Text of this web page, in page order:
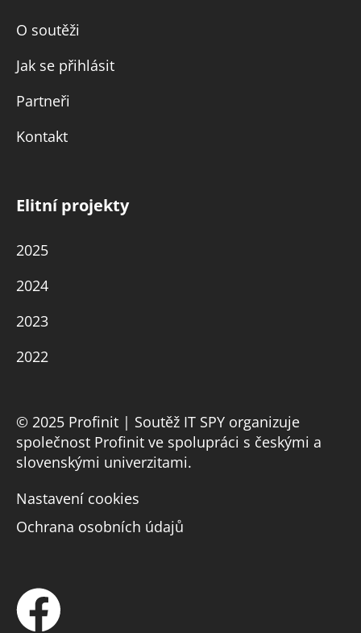
O soutěži
Jak se přihlásit
Partneři
Kontakt
Elitní projekty
2025
2024
2023
2022
© 2025 Profinit | Soutěž IT SPY organizuje
společnost Profinit ve spolupráci s českými a
slovenskými univerzitami.
Nastavení cookies
Ochrana osobních údajů